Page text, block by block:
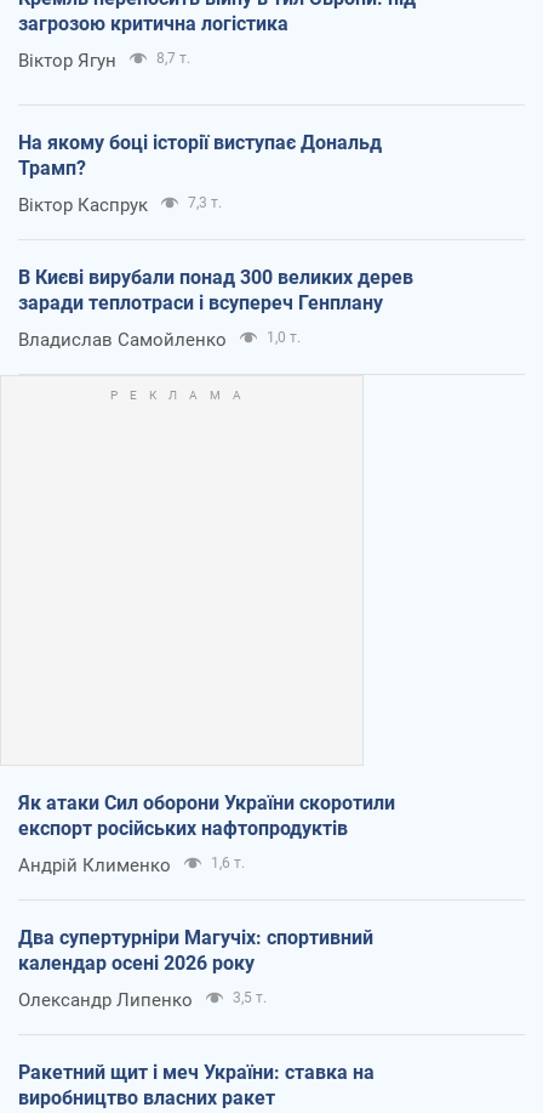
загрозою критична логістика
Віктор Ягун 8,7 т.
На якому боці історії виступає Дональд
Трамп?
Віктор Каспрук 7,3 т.
В Києві вирубали понад 300 великих дерев
заради теплотраси і всупереч Генплану
Владислав Самойленко 1,0 т.
Як атаки Сил оборони України скоротили
експорт російських нафтопродуктів
Андрій Клименко 1,6 т.
Два супертурніри Магучіх: спортивний
календар осені 2026 року
Олександр Липенко 3,5 т.
Ракетний щит і меч України: ставка на
виробництво власних ракет